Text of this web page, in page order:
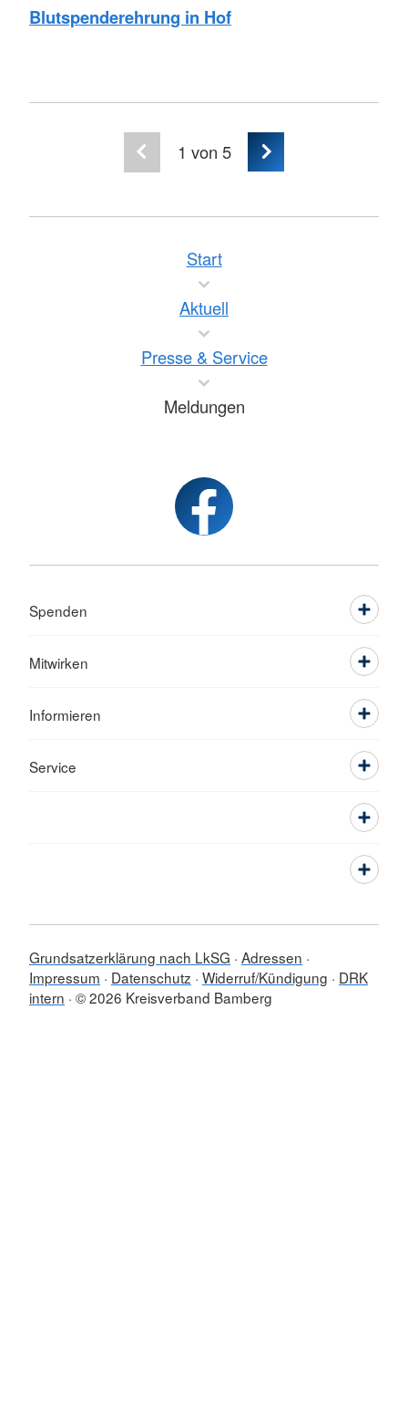
Blutspenderehrung in Hof
1 von 5
Start
Aktuell
Presse & Service
Meldungen
Spenden
Mitwirken
Informieren
Service
Grundsatzerklärung nach LkSG Adressen
Impressum
Datenschutz Widerruf/Kündigung
DRK
intern © 2026 Kreisverband Bamberg